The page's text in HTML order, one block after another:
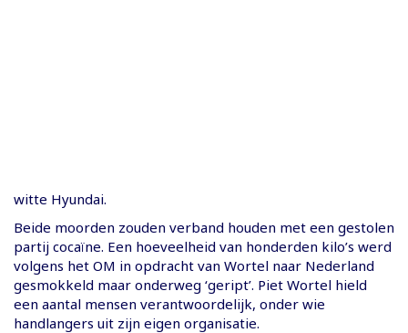
witte Hyundai.
Beide moorden zouden verband houden met een gestolen
partij cocaïne. Een hoeveelheid van honderden kilo’s werd
volgens het OM in opdracht van Wortel naar Nederland
gesmokkeld maar onderweg ‘geript’. Piet Wortel hield
een aantal mensen verantwoordelijk, onder wie
handlangers uit zijn eigen organisatie.